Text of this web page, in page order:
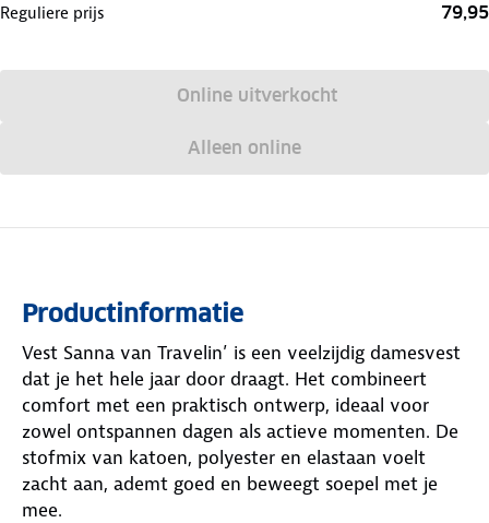
Reguliere prijs 79,95
Online uitverkocht
Alleen online
Productinformatie
Vest Sanna van Travelin’ is een veelzijdig damesvest
dat je het hele jaar door draagt. Het combineert
comfort met een praktisch ontwerp, ideaal voor
zowel ontspannen dagen als actieve momenten. De
stofmix van katoen, polyester en elastaan voelt
zacht aan, ademt goed en beweegt soepel met je
mee.